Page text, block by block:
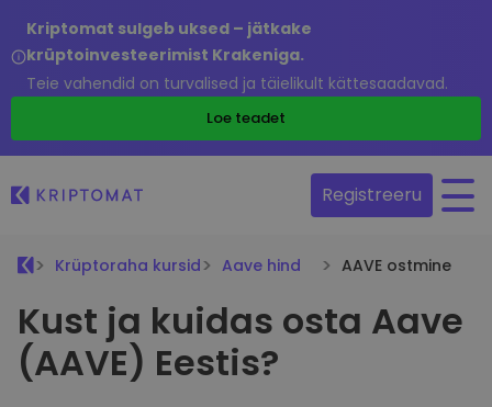
Kriptomat sulgeb uksed – jätkake
krüptoinvesteerimist Krakeniga.
Teie vahendid on turvalised ja täielikult kättesaadavad.
Loe teadet
Registreeru
Krüptoraha kursid Aave hind AAVE ostmine
Kust ja kuidas osta Aave
(AAVE) Eestis?